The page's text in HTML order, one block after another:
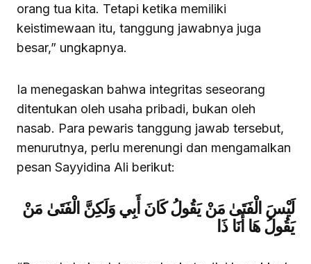
orang tua kita. Tetapi ketika memiliki
keistimewaan itu, tanggung jawabnya juga
besar,” ungkapnya.
Ia menegaskan bahwa integritas seseorang
ditentukan oleh usaha pribadi, bukan oleh
nasab. Para pewaris tanggung jawab tersebut,
menurutnya, perlu merenungi dan mengamalkan
pesan Sayyidina Ali berikut:
لَيْسَ الْفَتَىٰ مَنْ يَقُولُ كَانَ أَبِي وَلَكِنَّ الْفَتَىٰ مَنْ
يَقُولُ هَا أَنَا ذَا